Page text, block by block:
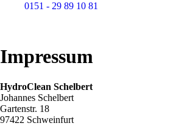
0151 - 29 89 10 81
Impressum
HydroClean Schelbert
Johannes Schelbert
Gartenstr. 18
97422 Schweinfurt